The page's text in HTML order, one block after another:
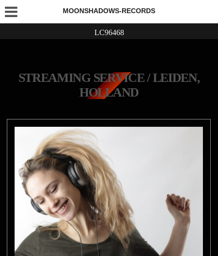
MOONSHADOWS-RECORDS
LC96468
STREAMING SERVICE / LEIDEN,
HOLLAND